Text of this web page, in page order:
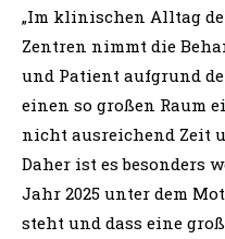
„Im klinischen Alltag
Zentren nimmt die
und Patient aufgrund
einen so großen Raum
nicht ausreichend Zeit
Daher ist es besonders
Jahr 2025 unter dem
steht und dass eine